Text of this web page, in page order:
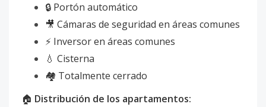
🔒 Portón automático
🎥 Cámaras de seguridad en áreas comunes
⚡ Inversor en áreas comunes
💧 Cisterna
🏘️ Totalmente cerrado
🏠 Distribución de los apartamentos: